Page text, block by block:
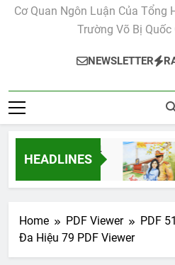
Cơ Quan Ngôn Luận Của Tổng
Trường Võ Bị Quốc
NEWSLETTER
HEADLINES
2 Weeks Ago
Home PDF Viewer
PDF
Đa Hiệu 79 PDF Viewer